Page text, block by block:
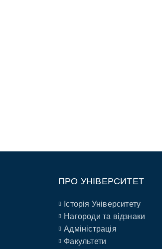
ПРО УНІВЕРСИТЕТ
Історія Університету
Нагороди та відзнаки
Адміністрація
Факультети